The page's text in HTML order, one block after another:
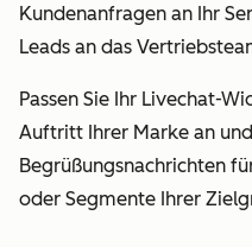
Kundenanfragen an Ihr
Leads an das
Passen Sie Ihr Livechat-
Auftritt Ihrer Marke an
Begrüßungsnachrichten
oder Segmente Ihrer